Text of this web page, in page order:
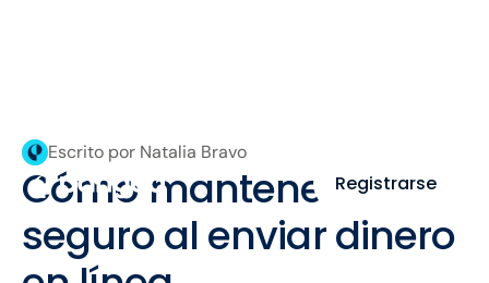
Registrarse
Escrito por Natalia Bravo
Cómo mantenerte
seguro al enviar dinero